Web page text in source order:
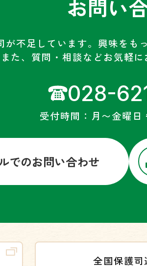
お問い
が不足しています。興味をも
また、質問・相談などお気軽に
028-
受付時間：月〜金曜日
でのお問い合わせ
全国保護司